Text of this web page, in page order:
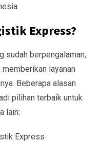
Express?
sudah berpengalaman,
layanan
Beberapa alasan
pilihan terbaik untuk
lain:
Express